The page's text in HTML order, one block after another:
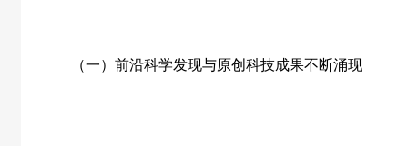
（一）前沿科学发现与原创科技成果不断涌现